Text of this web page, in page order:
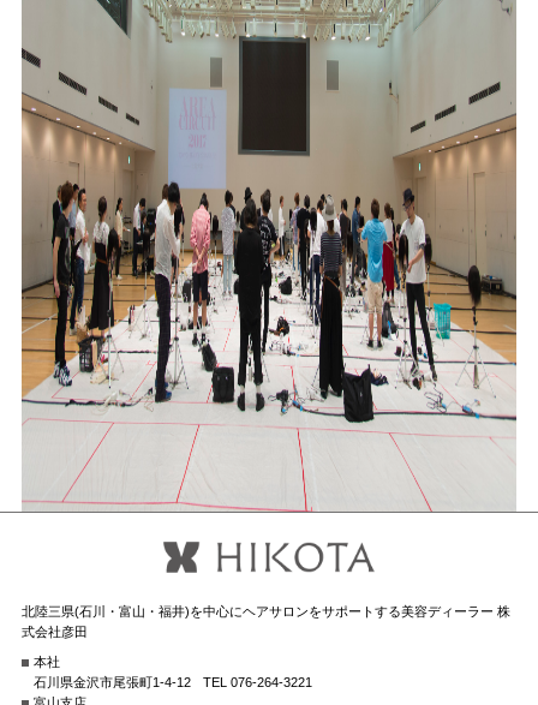
北陸三県(石川・富山・福井)を中心にヘアサロンをサポートする美容ディーラー 株
式会社彦田
本社
石川県金沢市尾張町1-4-12
TEL 076-264-3221